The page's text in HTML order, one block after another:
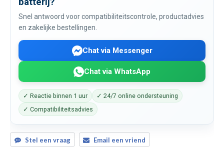
Snel antwoord voor compatibiliteitscontrole, productadvies
en zakelijke bestellingen.
Chat via Messenger
Chat via WhatsApp
✓ Reactie binnen 1 uur
✓ 24/7 online ondersteuning
✓ Compatibiliteitsadvies
Stel een vraag Email een vriend